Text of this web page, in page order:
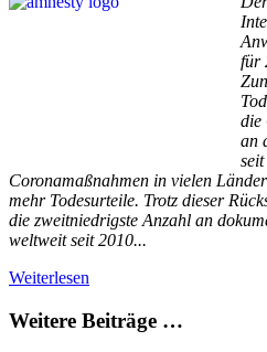
für
die
an
Coronamaßnahmen in vielen
mehr Todesurteile. Trotz dieser
die zweitniedrigste Anzahl an
weltweit seit 2010...
Weiterlesen
Weitere Beiträge …